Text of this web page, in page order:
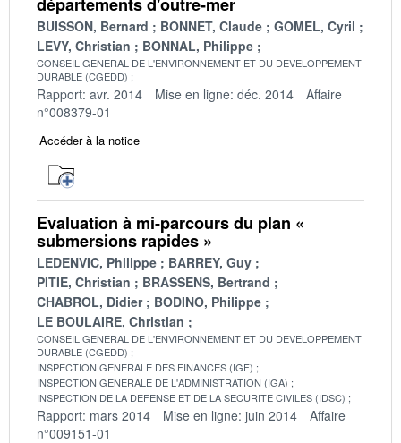
BUISSON, Bernard BONNET, Claude
GOMEL, Cyril
LEVY, Christian
BONNAL, Philippe
CONSEIL GENERAL DE L'ENVIRONNEMENT ET DU DEVELOPPEMENT
DURABLE (CGEDD)
Rapport: avr. 2014 Mise en ligne: déc. 2014
Affaire
n°008379-01
Accéder à la notice
Evaluation à mi-parcours du plan «
submersions rapides »
LEDENVIC, Philippe
BARREY, Guy
PITIE, Christian
BRASSENS, Bertrand
CHABROL, Didier
BODINO, Philippe
LE BOULAIRE, Christian
CONSEIL GENERAL DE L'ENVIRONNEMENT ET DU DEVELOPPEMENT
DURABLE (CGEDD)
INSPECTION GENERALE DES FINANCES (IGF)
INSPECTION GENERALE DE L'ADMINISTRATION (IGA)
INSPECTION DE LA DEFENSE ET DE LA SECURITE CIVILES (IDSC)
Rapport: mars 2014 Mise en ligne: juin 2014
Affaire
n°009151-01